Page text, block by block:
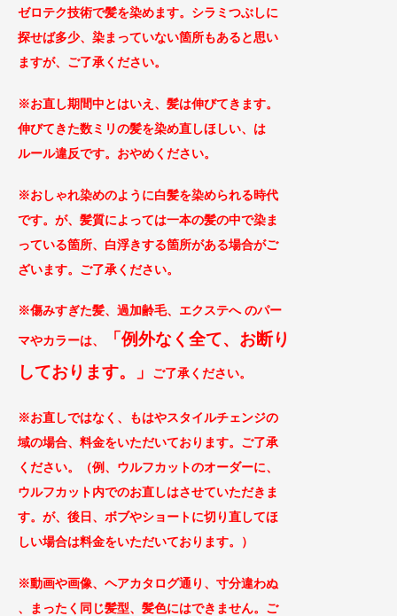
ゼロテク技術で髪を染めます。シラミつぶしに
探せば多少、染まっていない箇所もあると思い
ますが、ご了承ください。
※お直し期間中とはいえ、髪は伸びてきます。
伸びてきた数ミリの髪を染め直しほしい、は
ルール違反です。おやめください。
※おしゃれ染めのように白髪を染められる時代
です。が、髪質によっては一本の髪の中で染ま
っている箇所、白浮きする箇所がある場合がご
ざいます。ご了承ください。
※傷みすぎた髪、過加齢毛、エクステへ のパー
マやカラーは、
「例外なく全て、お断り
しております。」 ご了承ください。
※お直しではなく、もはやスタイルチェンジの
域の場合、料金をいただいております。ご了承
ください。（例、ウルフカットのオーダーに、
ウルフカット内でのお直しはさせていただきま
す。が、後日、ボブやショートに切り直してほ
しい場合は料金をいただいております。）
※動画や画像、ヘアカタログ通り、寸分違わぬ
、まったく同じ髪型、髪色にはできません。ご